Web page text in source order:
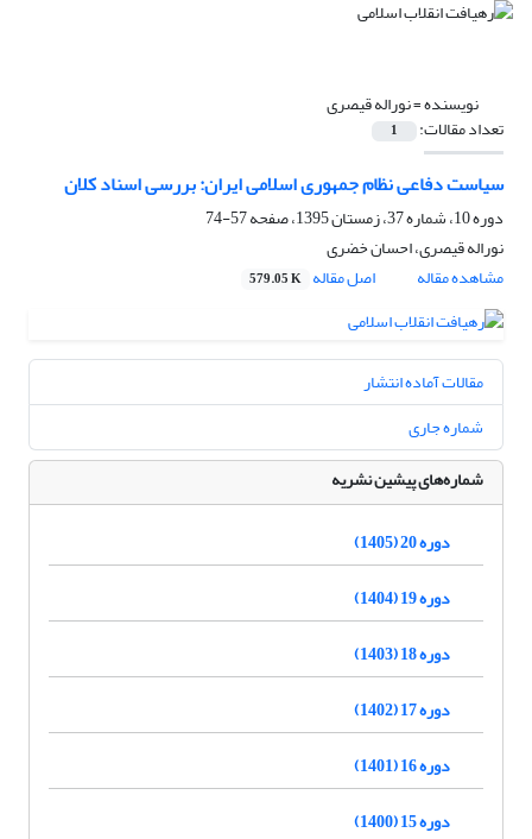
نویسنده =نوراله قیصری
تعداد مقالات: 1
سیاست دفاعی نظام جمهوری اسلامی ایران: بررسی اسناد کلان
دوره 10، شماره 37، زمستان 1395، صفحه
57-74
نوراله قیصری، احسان خضری
مشاهده مقاله
اصل مقاله 579.05 K
مقالات آماده انتشار
شماره جاری
شماره‌های پیشین نشریه
دوره 20 (1405)
دوره 19 (1404)
دوره 18 (1403)
دوره 17 (1402)
دوره 16 (1401)
دوره 15 (1400)